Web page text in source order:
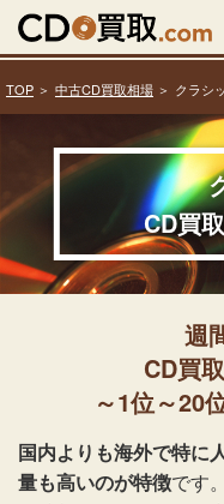
TOP 中古CD買取相場 クラシ
CD買
週
CD買
～1位～20
国内よりも海外で特に
量も高いのが特徴です